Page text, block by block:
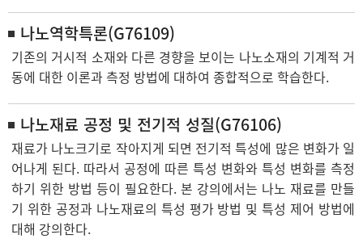
나노역학특론(G76109)
기존의 거시적 소재와 다른 경향을 보이는 나노소재의 기계적 거
동에 대한 이론과 측정 방법에 대하여 종합적으로 학습한다.
나노재료 공정 및 전기적 성질(G76106)
재료가 나노크기로 작아지게 되면 전기적 특성에 많은 변화가 일
어나게 된다. 따라서 공정에 따른 특성 변화와 특성 변화를 측정
하기 위한 방법 등이 필요한다. 본 강의에서는 나노 재료를 만들
기 위한 공정과 나노재료의 특성 평가 방법 및 특성 제어 방법에
대해 강의한다.